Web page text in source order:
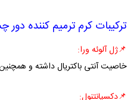
ترکیبات کرم ترمیم کننده
📌ژل آلوئه ورا:
خاصیت آنتی باکتریال داشته و
📌دکسپانتنول: